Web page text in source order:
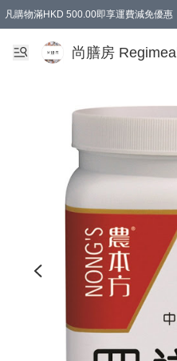
凡購物滿HKD 500.00即享運費減免優惠
尚膳房 Regimeal